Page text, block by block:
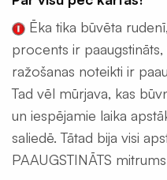
Ēka tika būvēta
procents ir
ražošanas noteikti ir
Tad vēl mūrjava, kas
un iespējamie laika
saliedē. Tātad bija visi
PAAUGSTINĀTS
lentas
latojumam
Palīgmateriāli
Montāžu
pieslēgumu
līmes
Gruntis
virsmu